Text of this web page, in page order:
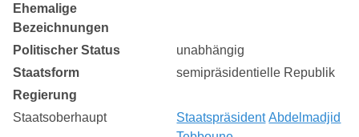
Ehemalige
Bezeichnungen
Politischer Status
unabhängig
Staatsform
semipräsidentielle Republik
Regierung
Staatsoberhaupt
Staatspräsident Abdelmadjid